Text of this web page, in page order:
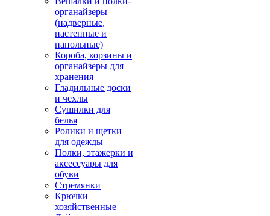
органайзеры
(надверные,
настенные и
напольные)
Короба, корзины и
органайзеры для
хранения
Гладильные доски
и чехлы
Сушилки для
белья
Ролики и щетки
для одежды
Полки, этажерки и
аксессуары для
обуви
Стремянки
Крючки
хозяйственные